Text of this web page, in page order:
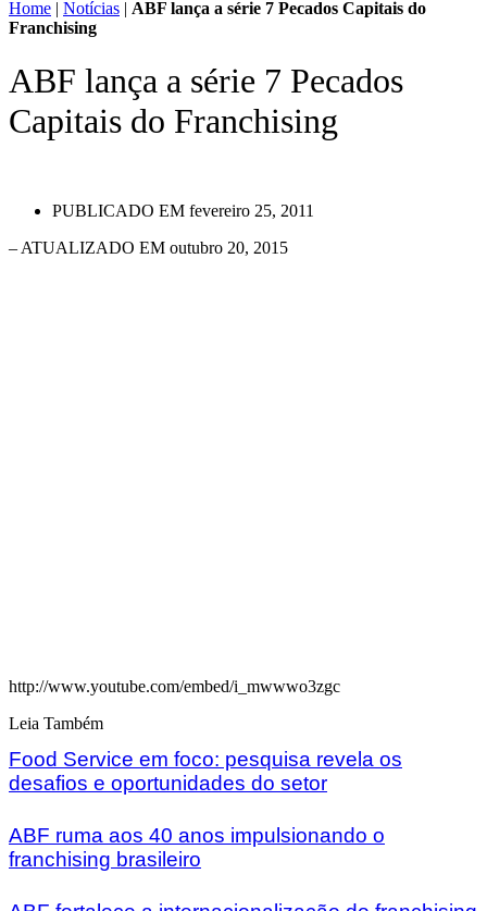
Home | Notícias | ABF lança a série 7 Pecados Capitais do
Franchising
ABF lança a série 7 Pecados
Capitais do Franchising
PUBLICADO EM fevereiro 25, 2011
– ATUALIZADO EM outubro 20, 2015
http://www.youtube.com/embed/i_mwwwo3zgc
Leia Também
Food Service em foco: pesquisa revela os
desafios e oportunidades do setor
ABF ruma aos 40 anos impulsionando o
franchising brasileiro